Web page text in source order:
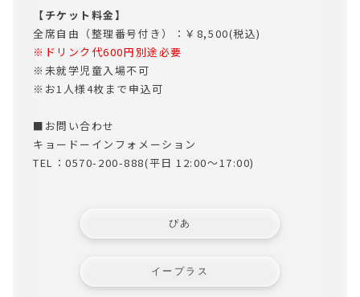
【チケット料金】
全席自由（整理番号付き）：￥8,500(税込)
※ドリンク代600円別途必要
※未就学児童入場不可
※お1人様4枚まで申込可
■お問い合わせ
キョードーインフォメーション
TEL：0570-200-888(平日 12:00～17:00)
ぴあ
イープラス